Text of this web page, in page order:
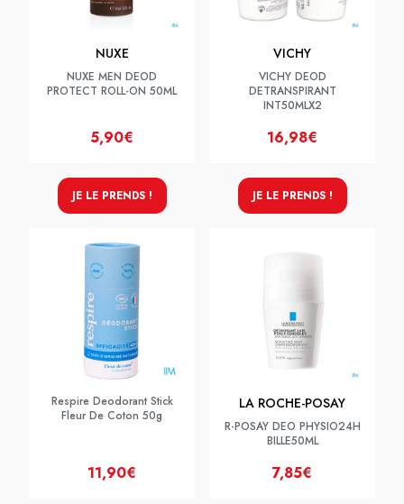
NUXE
NUXE MEN DEOD
PROTECT ROLL-ON 50ML
5,90€
JE LE PRENDS !
VICHY
VICHY DEOD
DETRANSPIRANT
INT50MLX2
16,98€
JE LE PRENDS !
Respire Deodorant Stick
Fleur De Coton 50g
11,90€
LA ROCHE-POSAY
R-POSAY DEO PHYSIO24H
BILLE50ML
7,85€